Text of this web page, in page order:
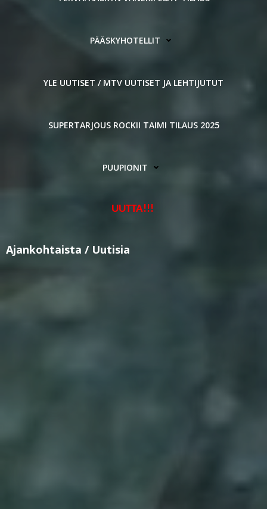
PÄÄSKYHOTELLIT
YLE UUTISET / MTV UUTISET JA LEHTIJUTUT
SUPERTARJOUS ROCKII TAIMI TILAUS 2025
PUUPIONIT
UUTTA!!!
Ajankohtaista / Uutisia